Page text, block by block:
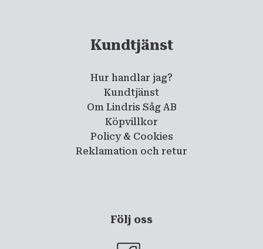
Kundtjänst
Hur handlar jag?
Kundtjänst
Om Lindris Såg AB
Köpvillkor
Policy & Cookies
Reklamation och retur
Följ oss